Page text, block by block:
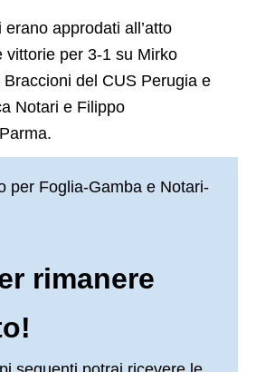
approdati all’atto
vittorie per 3-1 su Mirko
del CUS Perugia e
Notari e Filippo
per Foglia-Gamba e Notari-
rimanere